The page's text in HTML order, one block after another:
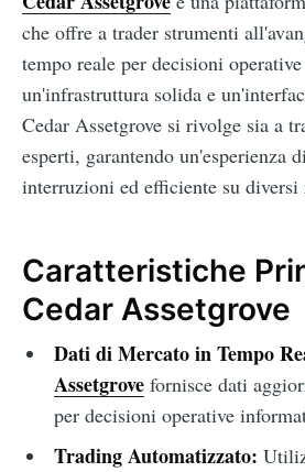
che offre a trader strumenti
tempo reale per decisioni
un'infrastruttura solida e
Cedar Assetgrove si rivolge sia a
esperti, garantendo un'esperienza
interruzioni ed efficiente su diversi
Caratteristiche
Cedar Assetgrove
Dati di Mercato in Tempo
Assetgrovefornisce dati
per decisioni operative
Trading Automatizzato: